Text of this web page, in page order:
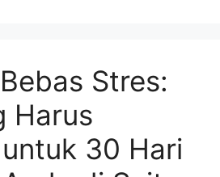
Stres:
Harus
30 Hari